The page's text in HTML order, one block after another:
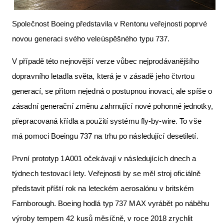
Společnost Boeing představila v Rentonu veřejnosti poprvé
novou generaci svého veleúspěšného typu 737.
V případě této nejnovější verze vůbec nejprodávanějšího
dopravního letadla světa, která je v zásadě jeho čtvrtou
generací, se přitom nejedná o postupnou inovaci, ale spíše o
zásadní generační změnu zahrnující nové pohonné jednotky,
přepracovaná křídla a použití systému fly-by-wire. To vše
má pomoci Boeingu 737 na trhu po následující desetiletí.
První prototyp 1A001 očekávají v následujících dnech a
týdnech testovací lety. Veřejnosti by se měl stroj oficiálně
představit příští rok na leteckém aerosalónu v britském
Farnborough. Boeing hodlá typ 737 MAX vyrábět po náběhu
výroby tempem 42 kusů měsíčně, v roce 2018 zrychlit
Aktuální FR + archiv
Letecká muzea
VFR Communication app
The SAFE Guide app
Inzerujte s námi
E-SHOP